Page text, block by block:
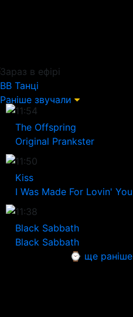
Зараз в ефірі
ВВ Танці
Раніше звучали
11:54
The Offspring
Original Prankster
11:50
Kiss
I Was Made For Lovin' You
11:38
Black Sabbath
Black Sabbath
⌚ ще раніше